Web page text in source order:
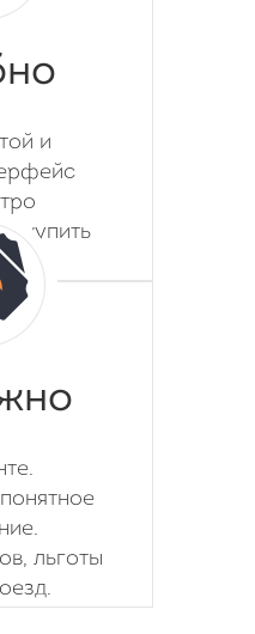
и
купить
льготы